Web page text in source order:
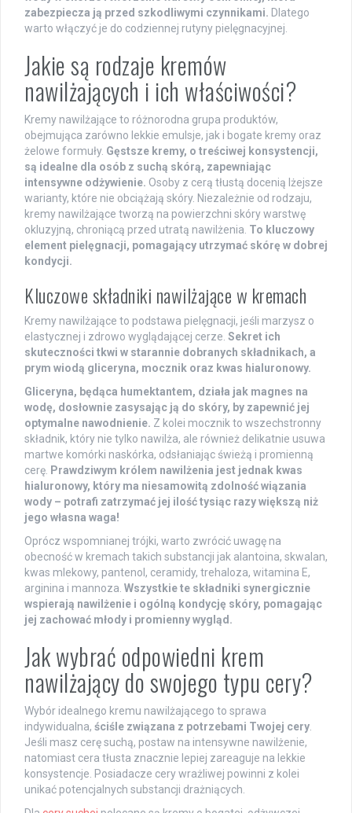
zabezpiecza ją przed szkodliwymi czynnikami. Dlatego
warto włączyć je do codziennej rutyny pielęgnacyjnej.
Jakie są rodzaje kremów
nawilżających i ich właściwości?
Kremy nawilżające to różnorodna grupa produktów,
obejmująca zarówno lekkie emulsje, jak i bogate kremy oraz
żelowe formuły. Gęstsze kremy, o treściwej konsystencji,
są idealne dla osób z suchą skórą, zapewniając
intensywne odżywienie. Osoby z cerą tłustą docenią lżejsze
warianty, które nie obciążają skóry. Niezależnie od rodzaju,
kremy nawilżające tworzą na powierzchni skóry warstwę
okluzyjną, chroniącą przed utratą nawilżenia. To kluczowy
element pielęgnacji, pomagający utrzymać skórę w dobrej
kondycji.
Kluczowe składniki nawilżające w kremach
Kremy nawilżające to podstawa pielęgnacji, jeśli marzysz o
elastycznej i zdrowo wyglądającej cerze. Sekret ich
skuteczności tkwi w starannie dobranych składnikach, a
prym wiodą gliceryna, mocznik oraz kwas hialuronowy.
Gliceryna, będąca humektantem, działa jak magnes na
wodę, dosłownie zasysając ją do skóry, by zapewnić jej
optymalne nawodnienie. Z kolei mocznik to wszechstronny
składnik, który nie tylko nawilża, ale również delikatnie usuwa
martwe komórki naskórka, odsłaniając świeżą i promienną
cerę. Prawdziwym królem nawilżenia jest jednak kwas
hialuronowy, który ma niesamowitą zdolność wiązania
wody – potrafi zatrzymać jej ilość tysiąc razy większą niż
jego własna waga!
Oprócz wspomnianej trójki, warto zwrócić uwagę na
obecność w kremach takich substancji jak alantoina, skwalan,
kwas mlekowy, pantenol, ceramidy, trehaloza, witamina E,
arginina i mannoza. Wszystkie te składniki synergicznie
wspierają nawilżenie i ogólną kondycję skóry, pomagając
jej zachować młody i promienny wygląd.
Jak wybrać odpowiedni krem
nawilżający do swojego typu cery?
Wybór idealnego kremu nawilżającego to sprawa
indywidualna, ściśle związana z potrzebami Twojej cery
Jeśli masz cerę suchą, postaw na intensywne nawilżenie,
natomiast cera tłusta znacznie lepiej zareaguje na lekkie
konsystencje. Posiadacze cery wrażliwej powinni z kolei
unikać potencjalnych substancji drażniących.